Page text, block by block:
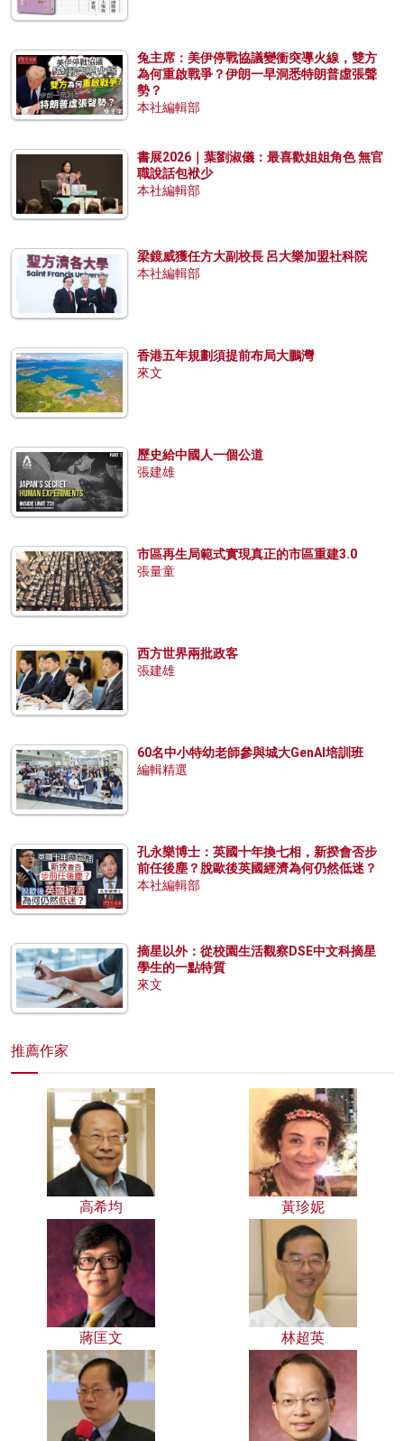
兔主席：美伊停戰協議變衝突導火線，雙方
為何重啟戰爭？伊朗一早洞悉特朗普虛張聲
勢？
本社編輯部
書展2026｜葉劉淑儀：最喜歡姐姐角色 無官
職說話包袱少
本社編輯部
梁鏡威獲任方大副校長 呂大樂加盟社科院
本社編輯部
香港五年規劃須提前布局大鵬灣
來文
歷史給中國人一個公道
張建雄
市區再生局範式實現真正的市區重建3.0
張量童
西方世界兩批政客
張建雄
60名中小特幼老師參與城大GenAI培訓班
編輯精選
孔永樂博士：英國十年換七相，新揆會否步
前任後塵？脫歐後英國經濟為何仍然低迷？
本社編輯部
摘星以外：從校園生活觀察DSE中文科摘星
學生的一點特質
來文
推薦作家
高希均 黃珍妮
蔣匡文 林超英